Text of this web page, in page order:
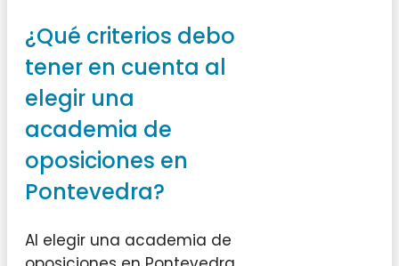
¿Qué criterios debo
tener en cuenta al
elegir una
academia de
oposiciones en
Pontevedra?
Al elegir una academia de